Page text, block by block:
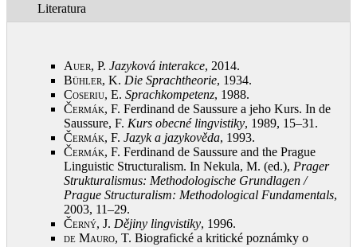
Literatura
Auer, P. Jazyková interakce, 2014.
Bühler, K. Die Sprachtheorie, 1934.
Coseriu, E. Sprachkompetenz, 1988.
Čermák, F. Ferdinand de Saussure a jeho Kurs. In de
Saussure, F. Kurs obecné lingvistiky, 1989, 15–31 .
Čermák, F. Jazyk a jazykověda, 1993.
Čermák, F. Ferdinand de Saussure and the Prague
Linguistic Structuralism. In Nekula, M. (ed.), Prager
Strukturalismus: Methodologische Grundlagen /
Prague Structuralism: Methodological Fundamentals,
2003, 11–29.
Černý, J. Dějiny lingvistiky, 1996.
de Mauro, T. Biografické a kritické poznámky o